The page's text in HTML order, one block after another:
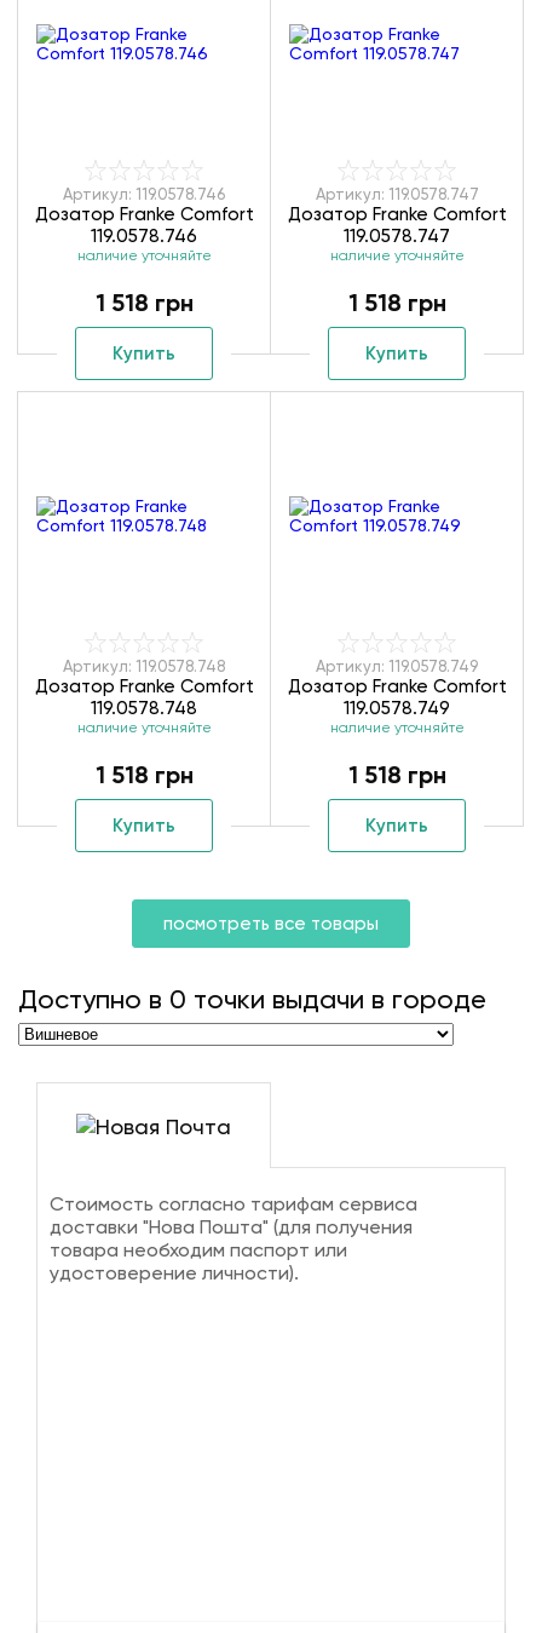
Артикул: 119.0578.746
Дозатор Franke Comfort
119.0578.746
наличие уточняйте
1 518 грн
Купить
Артикул: 119.0578.747
Дозатор Franke Comfort
119.0578.747
наличие уточняйте
1 518 грн
Купить
Артикул: 119.0578.748
Дозатор Franke Comfort
119.0578.748
наличие уточняйте
1 518 грн
Купить
Артикул: 119.0578.749
Дозатор Franke Comfort
119.0578.749
наличие уточняйте
1 518 грн
Купить
посмотреть все товары
Доступно в 0 точки выдачи в городе
Стоимость согласно тарифам сервиса
доставки "Нова Пошта" (для получения
товара необходим паспорт или
удостоверение личности).